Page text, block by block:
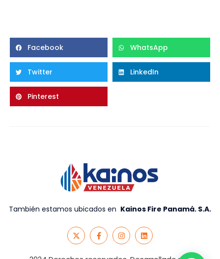
Facebook WhatsApp
Twitter LinkedIn
Pinterest
También estamos ubicados en Kainos Fire Panamá. S.A.